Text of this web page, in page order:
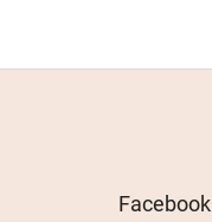
Facebook